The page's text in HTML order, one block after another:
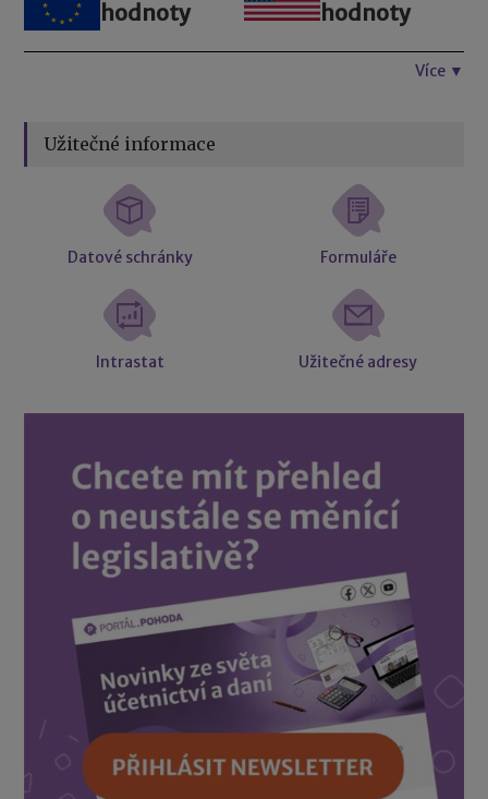
hodnoty
hodnoty
Více ▼
Užitečné informace
Datové schránky Formuláře
Intrastat Užitečné adresy